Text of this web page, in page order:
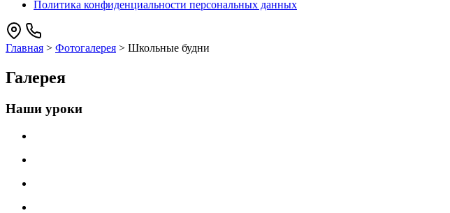
Политика конфиденциальности персональных данных
Главная > Фотогалерея > Школьные будни
Галерея
Наши уроки